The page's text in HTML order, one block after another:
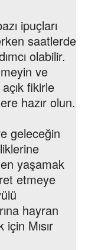
ipuçları
saatlerde
olabilir.
ve
fikirle
hazır olun.
geleceğin
yaşamak
etmeye
hayran
Mısır